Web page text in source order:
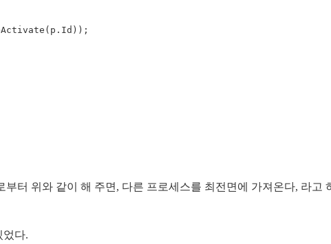
( p . Id ));
터 위와 같이 해 주면, 다른 프로세스를 최전면에 가져온다, 라고
었다.